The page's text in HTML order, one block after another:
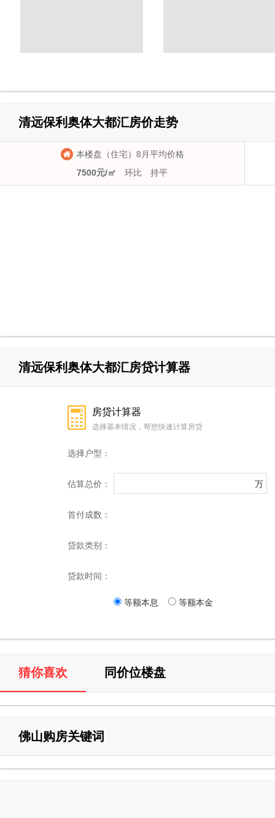
清远保利奥体大都汇房价走势
本楼盘（住宅）8月平均价格
7500元/㎡
环比 持平
清远保利奥体大都汇房贷计算器
房贷计算器
选择基本情况，帮您快速计算房贷
选择户型：
估算总价： 万
首付成数：
贷款类别：
贷款时间：
等额本息 等额本金
猜你喜欢 同价位楼盘
佛山购房关键词